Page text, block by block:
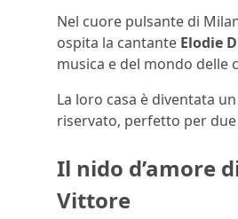
Nel cuore pulsante di
ospita la cantante Elodie
musica e del mondo delle
La loro casa è diventata un
riservato, perfetto per
Il nido d’amore
Vittore